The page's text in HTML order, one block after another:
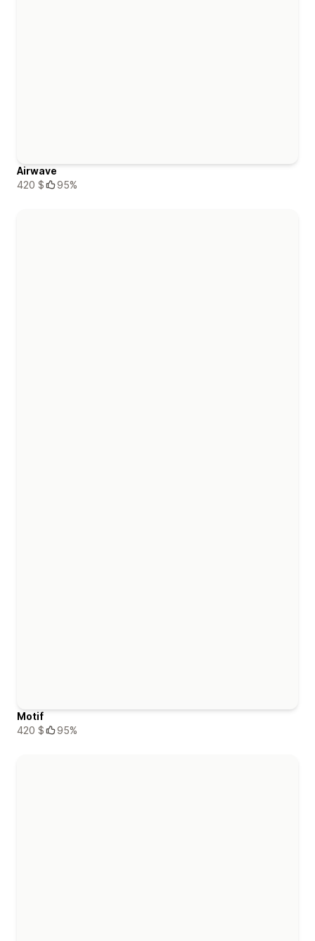
Airwave
420 $
95%
Motif
420 $
95%